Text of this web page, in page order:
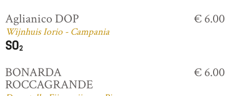
Aglianico DOP
Wijnhuis Iorio - Campania
€ 6.00
BONARDA
ROCCAGRANDE
€ 6.00